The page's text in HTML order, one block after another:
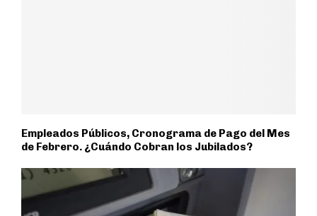
Empleados Públicos, Cronograma de Pago del Mes
de Febrero. ¿Cuándo Cobran los Jubilados?